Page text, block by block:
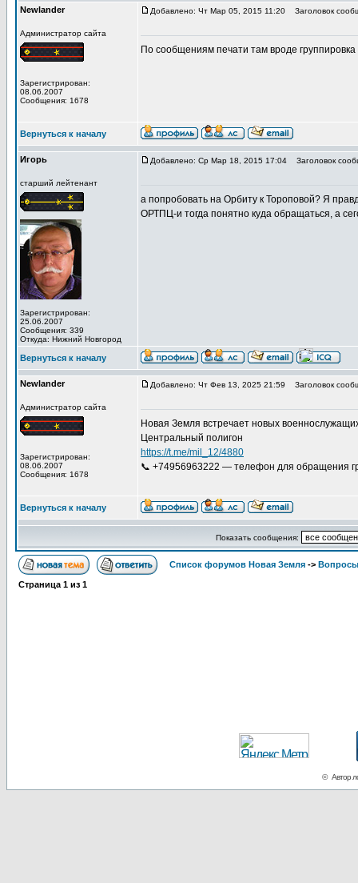
Newlander
Администратор сайта
Зарегистрирован:
08.06.2007
Сообщения: 1678
Добавлено: Чт Мар 05, 2015 11:20 Заголовок
По сообщениям печати там вроде
Вернуться к началу
Игорь
старший лейтенант
Зарегистрирован:
25.06.2007
Сообщения: 339
Откуда: Нижний Новгород
Добавлено: Ср Мар 18, 2015 17:04 Заголовок
а попробовать на Орбиту к Тороповой? Я
ОРТПЦ-и тогда понятно куда обращаться, а
Вернуться к началу
Newlander
Администратор сайта
Зарегистрирован:
08.06.2007
Сообщения: 1678
Добавлено: Чт Фев 13, 2025 21:59 Заголовок
Новая Земля встречает новых
Центральный полигон
https://t.me/mil_12/4880
📞 +74956963222 — телефон для обращения
Вернуться к началу
Показать сообщения:
Список форумов Новая Земля ->
Страница 1 из 1
© Автор